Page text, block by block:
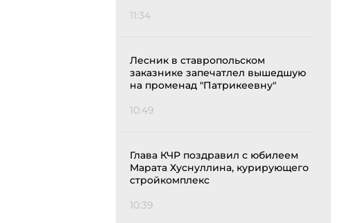
11:34
Лесник в ставропольском
заказнике запечатлел вышедшую
на променад "Патрикеевну"
10:49
Глава КЧР поздравил с юбилеем
Марата Хуснуллина, курирующего
стройкомплекс
10:39